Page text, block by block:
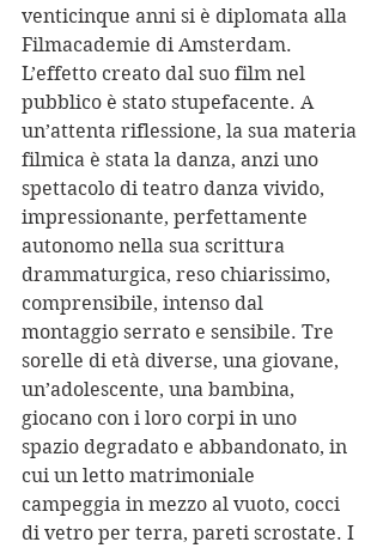
venticinque anni si è diplomata alla
Filmacademie di Amsterdam.
L’effetto creato dal suo film nel
pubblico è stato stupefacente. A
un’attenta riflessione, la sua materia
filmica è stata la danza, anzi uno
spettacolo di teatro danza vivido,
impressionante, perfettamente
autonomo nella sua scrittura
drammaturgica, reso chiarissimo,
comprensibile, intenso dal
montaggio serrato e sensibile. Tre
sorelle di età diverse, una giovane,
un’adolescente, una bambina,
giocano con i loro corpi in uno
spazio degradato e abbandonato, in
cui un letto matrimoniale
campeggia in mezzo al vuoto, cocci
di vetro per terra, pareti scrostate. I